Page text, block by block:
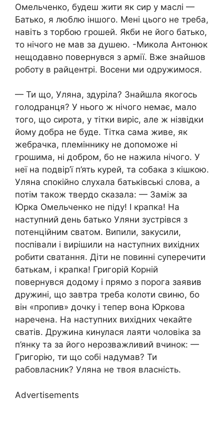
Омельченко, будеш жити як сир у маслі —
Батько, я люблю іншого. Мені цього не треба,
навіть з торбою грошей. Якби не його батько,
то нічого не мав за душею. -Микола Антонюк
нещодавно повернувся з армії. Вже знайшов
роботу в райцентрі. Восени ми одружимося.
— Ти що, Уляна, здуріла? Знайшла якогось
голодранця? У нього ж нічого немає, мало
того, що сирота, у тітки виріс, але ж нізвідки
йому добра не буде. Тітка сама живе, як
жебрачка, племіннику не допоможе ні
грошима, ні добром, бо не нажила нічого. У
неї на подвір’ї п’ять курей, та собака з кішкою.
Уляна спокійно слухала батьківські слова, а
потім також твердо сказала: — Заміж за
Юрка Омельченко не піду! І крапка! На
наступний день батько Уляни зустрівся з
потенційним сватом. Випили, закусили,
поспівали і вирішили на наступних вихідних
робити сватання. Діти не повинні суперечити
батькам, і крапка! Григорій Корній
повернувся додому і прямо з порога заявив
дружині, що завтра треба колоти свиню, бо
він «пропив» дочку і тепер вона Юркова
наречена. На наступних вихідних чекайте
сватів. Дружина кинулася лаяти чоловіка за
п’янку та за його нерозважливий вчинок: —
Григорію, ти що собі надумав? Ти
рабовласник? Уляна не твоя власність.
Advertisements